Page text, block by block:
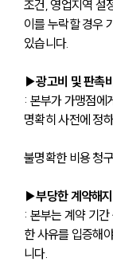
조건, 영업지역 설
이를 누락할 경우
있습니다.
▶광고비 및 판촉
: 본부가 가맹점에
명확히 사전에 정
불명확한 비용 청
▶부당한 계약해
: 본부는 계약 기
한 사유를 입증해
니다.